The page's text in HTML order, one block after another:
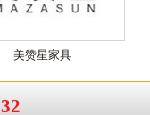
美赞星家具